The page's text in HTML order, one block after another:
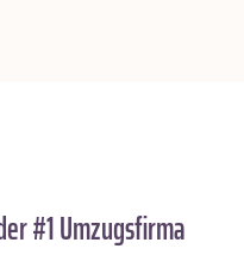
#1 Umzugsfirma